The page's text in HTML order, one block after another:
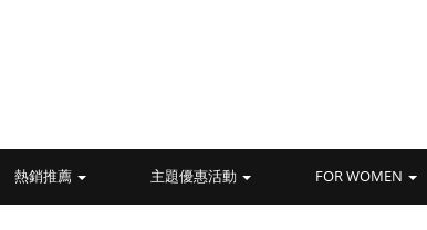
熱銷推薦 主題優惠活動 FOR WOMEN